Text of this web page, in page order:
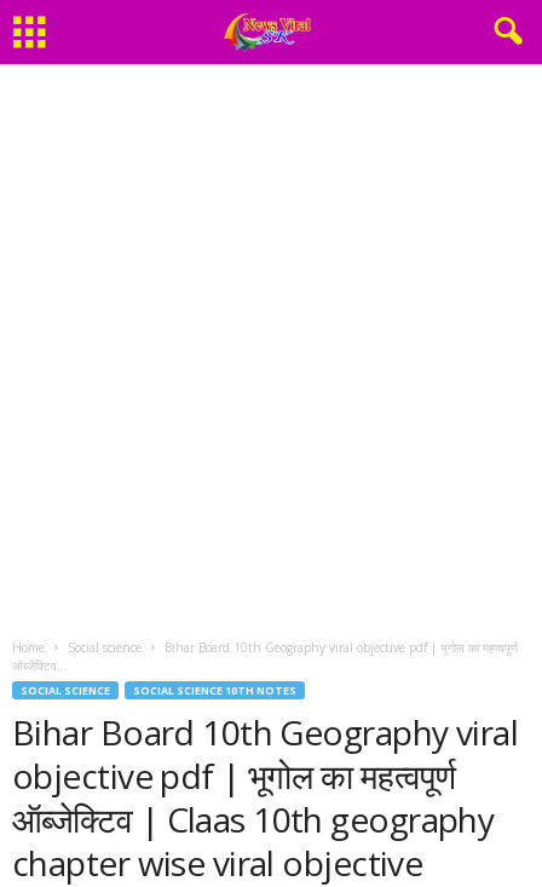
Home Social science
Bihar Board 10th Geography viral objective pdf | भूगोल का महत्वपूर्ण
ऑब्जेक्टिव...
SOCIAL SCIENCE SOCIAL SCIENCE 10TH NOTES
Bihar Board 10th Geography viral
objective pdf | भूगोल का महत्वपूर्ण
ऑब्जेक्टिव | Claas 10th geography
chapter wise viral objective